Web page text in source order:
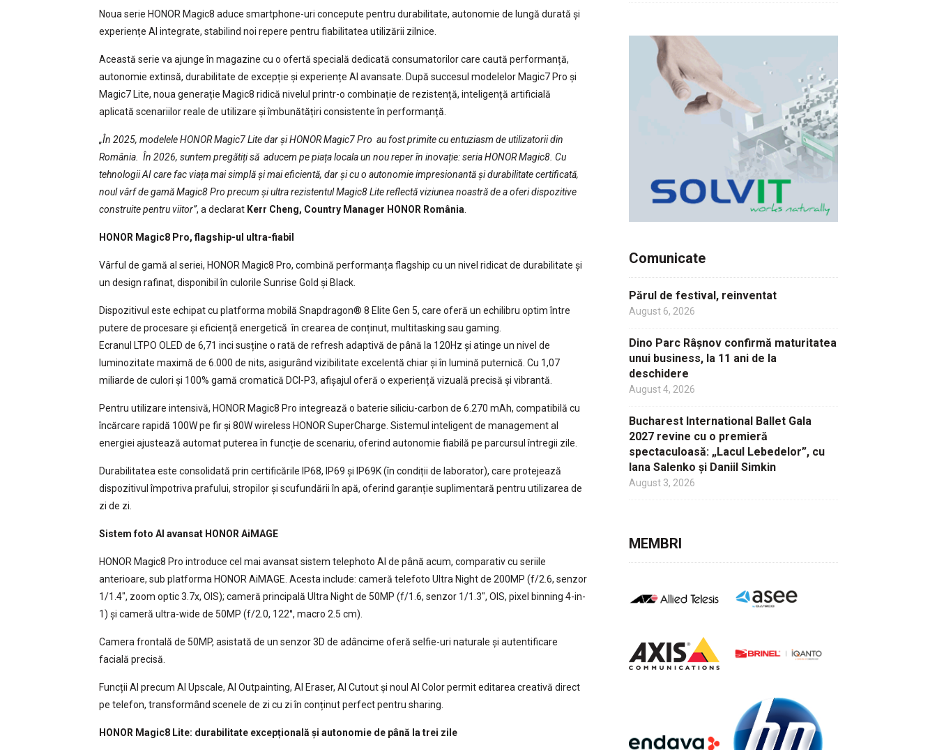
Noua serie HONOR Magic8 aduce smartphone-uri concepute pentru durabilitate, autonomie de lungă durată și
experiențe AI integrate, stabilind noi repere pentru fiabilitatea utilizării zilnice.
Această serie va ajunge în magazine cu o ofertă specială dedicată consumatorilor care caută performanță,
autonomie extinsă, durabilitate de excepție și experiențe AI avansate. După succesul modelelor Magic7 Pro și
Magic7 Lite, noua generație Magic8 ridică nivelul printr-o combinație de rezistență, inteligență artificială
aplicată scenariilor reale de utilizare și îmbunătățiri consistente în performanță.
„În 2025, modelele HONOR Magic7 Lite dar și HONOR Magic7 Pro au fost primite cu entuziasm de utilizatorii din
România. În 2026, suntem pregătiți să aducem pe piața locala un nou reper în inovație: seria HONOR Magic8. Cu
tehnologii AI care fac viața mai simplă și mai eficientă, dar și cu o autonomie impresionantă și durabilitate certificată,
noul vârf de gamă Magic8 Pro precum și ultra rezistentul Magic8 Lite reflectă viziunea noastră de a oferi dispozitive
construite pentru viitor”, a declarat Kerr Cheng, Country Manager HONOR România.
HONOR Magic8 Pro, flagship-ul ultra-fiabil
Vârful de gamă al seriei, HONOR Magic8 Pro, combină performanța flagship cu un nivel ridicat de durabilitate și
un design rafinat, disponibil în culorile Sunrise Gold și Black.
Dispozitivul este echipat cu platforma mobilă Snapdragon® 8 Elite Gen 5, care oferă un echilibru optim între
putere de procesare și eficiență energetică în crearea de conținut, multitasking sau gaming.
Ecranul LTPO OLED de 6,71 inci susține o rată de refresh adaptivă de până la 120Hz și atinge un nivel de
luminozitate maximă de 6.000 de nits, asigurând vizibilitate excelentă chiar și în lumină puternică. Cu 1,07
miliarde de culori și 100% gamă cromatică DCI-P3, afișajul oferă o experiență vizuală precisă și vibrantă.
Pentru utilizare intensivă, HONOR Magic8 Pro integrează o baterie siliciu-carbon de 6.270 mAh, compatibilă cu
încărcare rapidă 100W pe fir și 80W wireless HONOR SuperCharge. Sistemul inteligent de management al
energiei ajustează automat puterea în funcție de scenariu, oferind autonomie fiabilă pe parcursul întregii zile.
Durabilitatea este consolidată prin certificările IP68, IP69 și IP69K (în condiții de laborator), care protejează
dispozitivul împotriva prafului, stropilor și scufundării în apă, oferind garanție suplimentară pentru utilizarea de
zi de zi.
Sistem foto AI avansat HONOR AiMAGE
HONOR Magic8 Pro introduce cel mai avansat sistem telephoto AI de până acum, comparativ cu seriile
anterioare, sub platforma HONOR AiMAGE. Acesta include: cameră telefoto Ultra Night de 200MP (f/2.6, senzor
1/1.4″, zoom optic 3.7x, OIS); cameră principală Ultra Night de 50MP (f/1.6, senzor 1/1.3″, OIS, pixel binning 4-in-
1) și cameră ultra-wide de 50MP (f/2.0, 122°, macro 2.5 cm).
Camera frontală de 50MP, asistată de un senzor 3D de adâncime oferă selfie-uri naturale și autentificare
facială precisă.
Funcții AI precum AI Upscale, AI Outpainting, AI Eraser, AI Cutout și noul AI Color permit editarea creativă direct
pe telefon, transformând scenele de zi cu zi în conținut perfect pentru sharing.
HONOR Magic8 Lite: durabilitate excepțională și autonomie de până la trei zile
Comunicate
Părul de festival, reinventat
August 6, 2026
Dino Parc Râșnov confirmă maturitatea
unui business, la 11 ani de la
deschidere
August 4, 2026
Bucharest International Ballet Gala
2027 revine cu o premieră
spectaculoasă: „Lacul Lebedelor”, cu
Iana Salenko și Daniil Simkin
August 3, 2026
MEMBRI